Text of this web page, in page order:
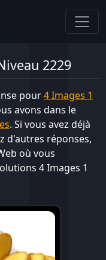
2229
pour4 Images 1
avons dans le
. Si vous avez déjà
d'autres réponses,
où vous
4 Images 1